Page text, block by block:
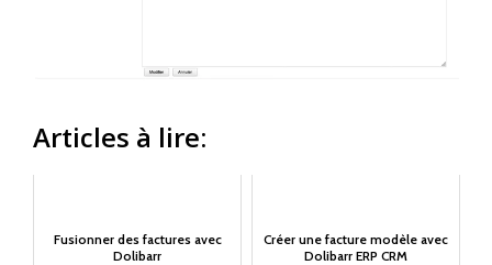
Articles à lire:
Fusionner des factures avec
Dolibarr
Créer une facture modèle avec
Dolibarr ERP CRM